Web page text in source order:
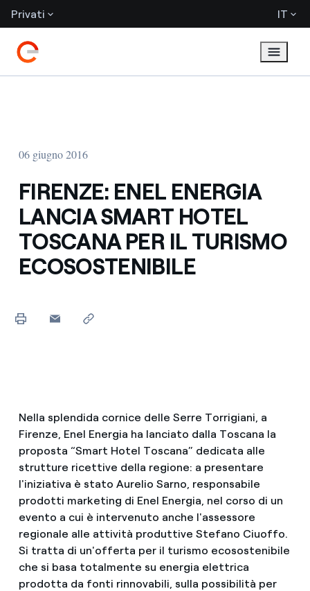
Privati IT
06 giugno 2016
FIRENZE: ENEL ENERGIA
LANCIA SMART HOTEL
TOSCANA PER IL TURISMO
ECOSOSTENIBILE
Nella splendida cornice delle Serre Torrigiani, a
Firenze, Enel Energia ha lanciato dalla Toscana la
proposta “Smart Hotel Toscana” dedicata alle
strutture ricettive della regione: a presentare
l'iniziativa è stato Aurelio Sarno, responsabile
prodotti marketing di Enel Energia, nel corso di un
evento a cui è intervenuto anche l'assessore
regionale alle attività produttive Stefano Ciuoffo.
Si tratta di un'offerta per il turismo ecosostenibile
che si basa totalmente su energia elettrica
prodotta da fonti rinnovabili, sulla possibilità per